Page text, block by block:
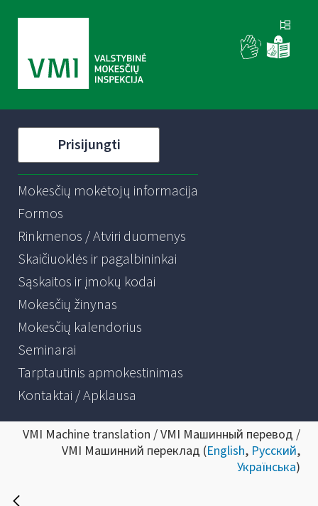
Prisijungti
Mokesčių mokėtojų informacija
Formos
Rinkmenos / Atviri duomenys
Skaičiuoklės ir pagalbininkai
Sąskaitos ir įmokų kodai
Mokesčių žinynas
Mokesčių kalendorius
Seminarai
Tarptautinis apmokestinimas
Kontaktai / Apklausa
VMI Machine translation / VMI Машинный перевод /
VMI Машинний переклад (English, Русский,
Українська)